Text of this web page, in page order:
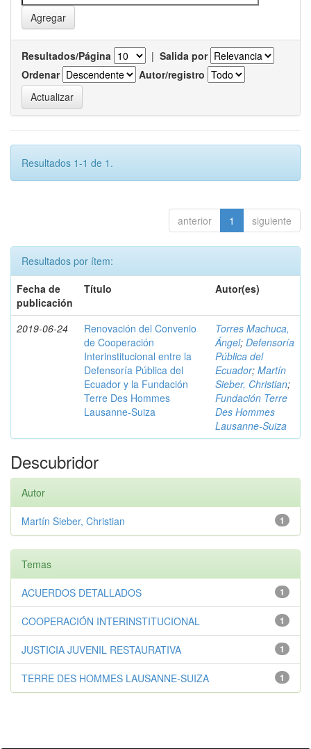
Resultados/Página | Salida por
Ordenar
Autor/registro
Resultados 1-1 de 1.
anterior 1 siguiente
Resultados por ítem:
Fecha de
publicación
Título Autor(es)
2019-06-24
Renovación del Convenio
de Cooperación
Interinstitucional entre la
Defensoría Pública del
Ecuador y la Fundación
Terre Des Hommes
Lausanne-Suiza
Torres Machuca,
Ángel; Defensoría
Pública del
Ecuador; Martín
Sieber, Christian;
Fundación Terre
Des Hommes
Lausanne-Suiza
Descubridor
Autor
1
Martín Sieber, Christian
Temas
1
ACUERDOS DETALLADOS
1
COOPERACIÓN INTERINSTITUCIONAL
1
JUSTICIA JUVENIL RESTAURATIVA
1
TERRE DES HOMMES LAUSANNE-SUIZA